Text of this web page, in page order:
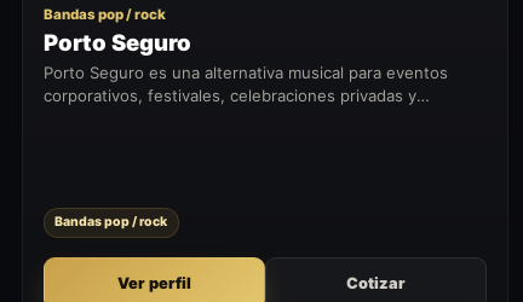
Bandas pop / rock
Porto Seguro
Porto Seguro es una alternativa musical para eventos
corporativos, festivales, celebraciones privadas y
Bandas pop / rock
Ver perfil Cotizar